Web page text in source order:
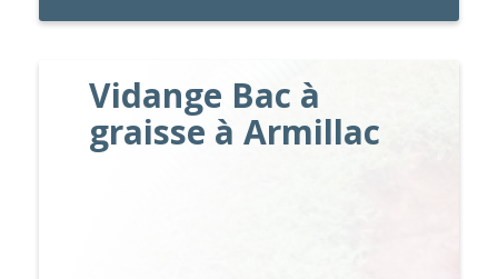
Vidange Bac à
graisse à Armillac